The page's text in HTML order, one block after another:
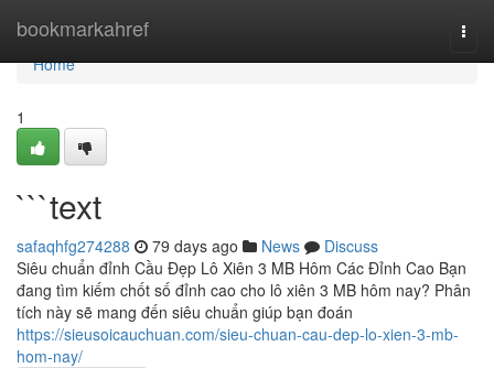
bookmarkahref
Home
Home
1
```text
safaqhfg274288 79 days ago News
Discuss
Siêu chuẩn đỉnh Cầu Đẹp Lô Xiên 3 MB Hôm Các Đỉnh Cao Bạn
đang tìm kiếm chốt số đỉnh cao cho lô xiên 3 MB hôm nay? Phân
tích này sẽ mang đến siêu chuẩn giúp bạn đoán
https://sieusoicauchuan.com/sieu-chuan-cau-dep-lo-xien-3-mb-
hom-nay/